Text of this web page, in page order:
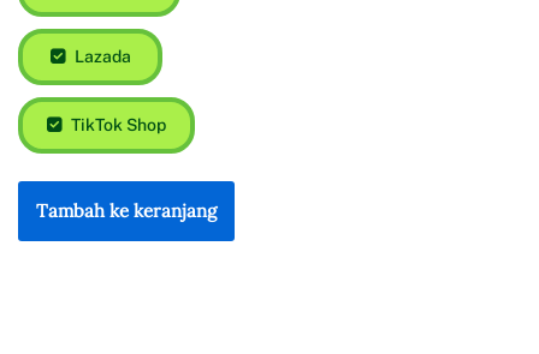
Lazada
TikTok Shop
Tambah ke keranjang